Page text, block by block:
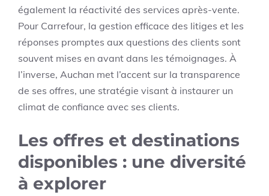
également la réactivité des services après-vente.
Pour Carrefour, la gestion efficace des litiges et les
réponses promptes aux questions des clients sont
souvent mises en avant dans les témoignages. À
l’inverse, Auchan met l’accent sur la transparence
de ses offres, une stratégie visant à instaurer un
climat de confiance avec ses clients.
Les offres et destinations
disponibles : une diversité
à explorer